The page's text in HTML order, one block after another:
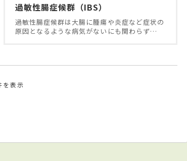
過敏性腸症候群（IBS）
過敏性腸症候群は大腸に腫瘍や炎症など症状の
原因となるような病気がないにも関わらず…
を表示